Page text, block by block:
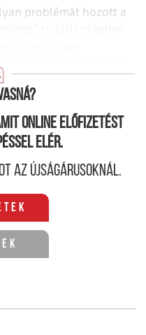
problémát hozott a
online előfizetést
elér.
az újságárusoknál.